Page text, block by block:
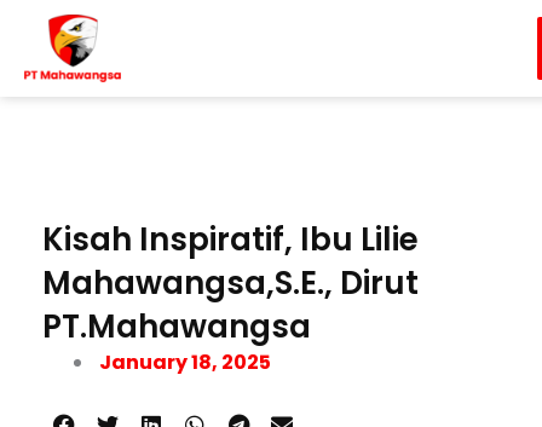
content
Kisah Inspiratif, Ibu Lilie
Mahawangsa,S.E., Dirut
PT.Mahawangsa
January 18, 2025